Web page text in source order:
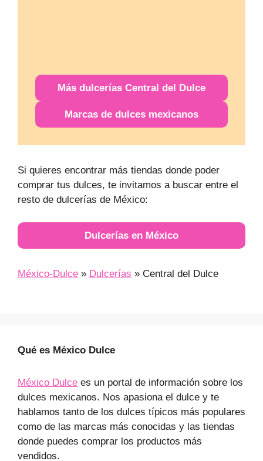
Más dulcerías Central del Dulce
Marcas de dulces mexicanos
Si quieres encontrar más tiendas donde poder
comprar tus dulces, te invitamos a buscar entre el
resto de dulcerías de México:
Dulcerías en México
México-Dulce » Dulcerías » Central del Dulce
Qué es México Dulce
México Dulce es un portal de información sobre los
dulces mexicanos. Nos apasiona el dulce y te
hablamos tanto de los dulces típicos más populares
como de las marcas más conocidas y las tiendas
donde puedes comprar los productos más
vendidos.